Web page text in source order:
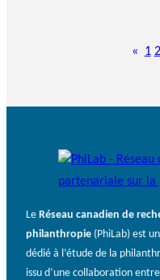
« 1 2
Le Réseau canadien de
philanthropie (PhiLab) est
dédié à l’étude de la
issu d’une collaboration